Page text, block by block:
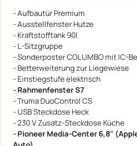
- Aufbautür Premium
- Ausstellfenster Hutze
- Kraftstofftank 90l
- L-Sitzgruppe
- Sonderposter COLUMBO mit IC-
- Betterweiterung zur Liegewiese
- Einstiegstufe elektrisch
- Rahmenfenster S7
- Truma DuoControl CS
- USB Steckdose Heck
- 230 V Zusatz-Steckdose Küche
- Pioneer Media-Center 6,8"